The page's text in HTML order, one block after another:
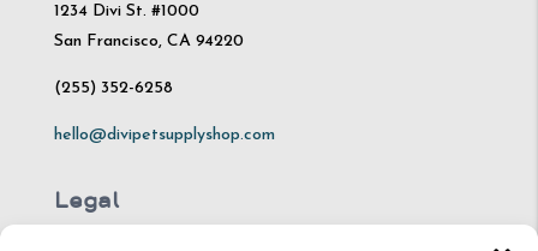
1234 Divi St. #1000
San Francisco, CA 94220
(255) 352-6258
hello@divipetsupplyshop.com
Legal